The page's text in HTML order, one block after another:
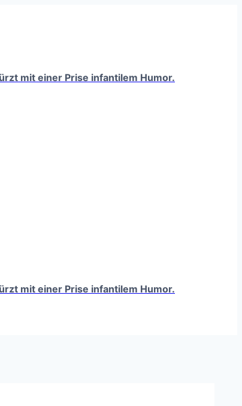
mit einer Prise infantilem Humor.
mit einer Prise infantilem Humor.